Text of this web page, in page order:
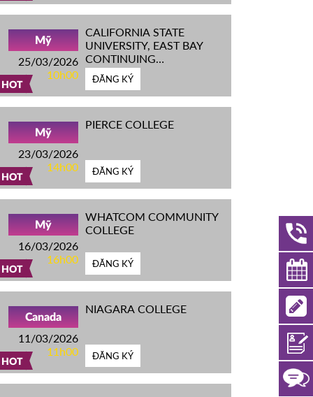
HOT
Mỹ
25/03/2026
10h00
CALIFORNIA STATE
UNIVERSITY, EAST BAY
CONTINUING
EDUCATION
ĐĂNG KÝ
HOT
Mỹ
23/03/2026
14h00
PIERCE COLLEGE
ĐĂNG KÝ
HOT
Mỹ
16/03/2026
16h00
WHATCOM COMMUNITY
COLLEGE
ĐĂNG KÝ
HOT
Canada
11/03/2026
11h00
NIAGARA COLLEGE
ĐĂNG KÝ